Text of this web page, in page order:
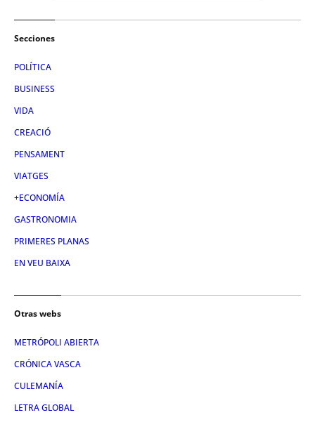
Secciones
POLÍTICA
BUSINESS
VIDA
CREACIÓ
PENSAMENT
VIATGES
+ECONOMÍA
GASTRONOMIA
PRIMERES PLANAS
EN VEU BAIXA
Otras webs
METRÓPOLI ABIERTA
CRÓNICA VASCA
CULEMANÍA
LETRA GLOBAL